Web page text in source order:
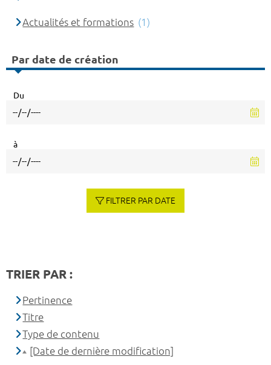
Actualités et formations (1)
Par date de création
Du
à
FILTRER PAR DATE
TRIER PAR :
Pertinence
Titre
Type de contenu
[Date de dernière modification]